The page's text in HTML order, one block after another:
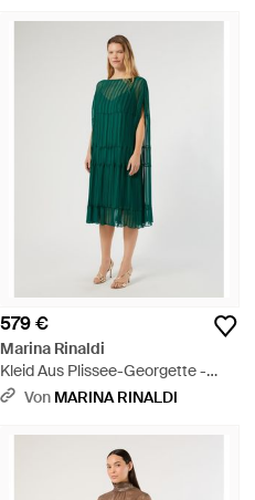
579 €
Marina Rinaldi
Kleid Aus Plissee-Georgette -
GrünVon MARINA RINALDI